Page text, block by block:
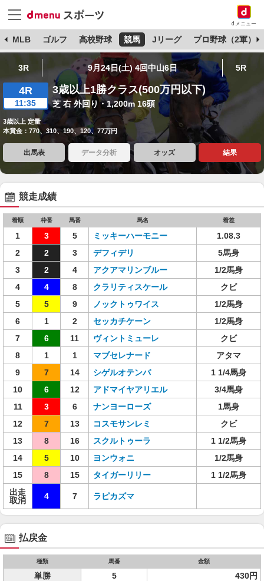
dメニュー
MLB ゴルフ 高校野球 競馬 Jリーグ プロ野球（2軍）
3R 9月24日(土) 4回中山6日 5R
4R
11:35
3歳以上1勝クラス(500万円以下)
芝 右 外回り・1,200m 16頭
3歳以上 定量
本賞金：770、310、190、120、77万円
出馬表 データ分析 オッズ 結果
競走成績
着順 枠番 馬番 馬名 着差
1 3 5 ミッキーハーモニー
1.08.3
2
2 3 デフィデリ
5馬身
3
2 4 アクアマリンブルー
1/2馬身
4
4 8 クラリティスケール
クビ
5
5 9 ノックトゥワイス
1/2馬身
6
1 2 セッカチケーン
1/2馬身
7
6 11 ヴィントミューレ
クビ
8
1 1 マブセレナード
アタマ
9
7 14 シゲルオテンバ
1 1/4馬身
10
6 12 アドマイヤアリエル
3/4馬身
11
3 6 ナンヨーローズ
1馬身
12
7 13 コスモサンレミ
クビ
13
8 16 スクルトゥーラ
1 1/2馬身
14
5 10 ヨンウォニ
1/2馬身
15
8 15 タイガーリリー
1 1/2馬身
出走
取消
4 7 ラピカズマ
払戻金
種類 馬番 金額
単勝 5 430円